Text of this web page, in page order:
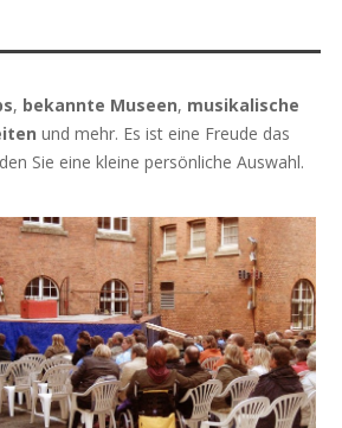
, bekannte Museen, musikalische
und mehr. Es ist eine Freude das
Sie eine kleine persönliche Auswahl.